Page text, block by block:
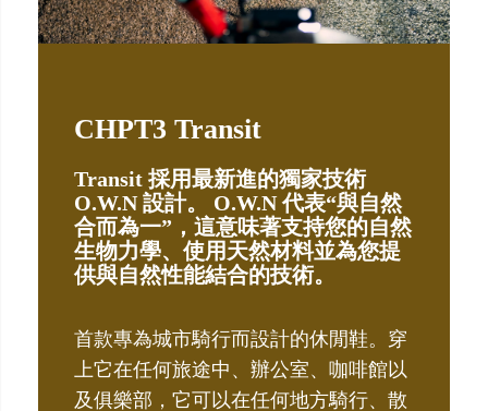
CHPT3 Transit
Transit 採用最新進的獨家技術
O.W.N 設計。 O.W.N 代表“與自然
合而為一”，這意味著支持您的自然
生物力學、使用天然材料並為您提
供與自然性能結合的技術。
首款專為城市騎行而設計的休閒鞋。穿
上它在任何旅途中、辦公室、咖啡館以
及俱樂部，它可以在任何地方騎行、散